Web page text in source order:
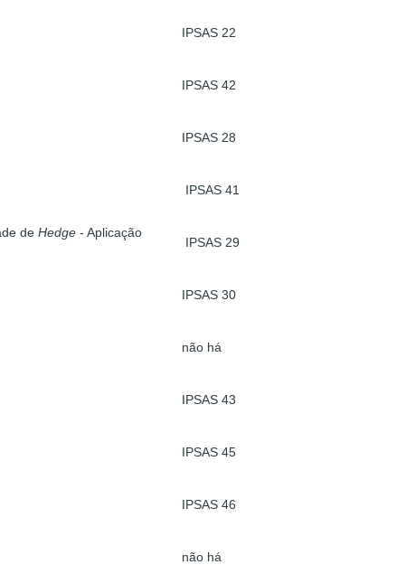
IPSAS 22
IPSAS 42
IPSAS 28
IPSAS 41
de Hedge - Aplicação
IPSAS 29
IPSAS 30
não há
IPSAS 43
IPSAS 45
IPSAS 46
não há